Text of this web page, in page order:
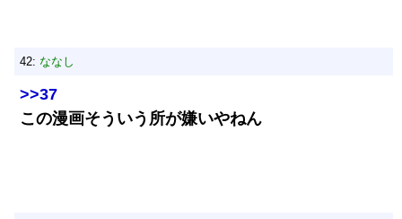
42: ななし
>>37
この漫画そういう所が嫌いやねん